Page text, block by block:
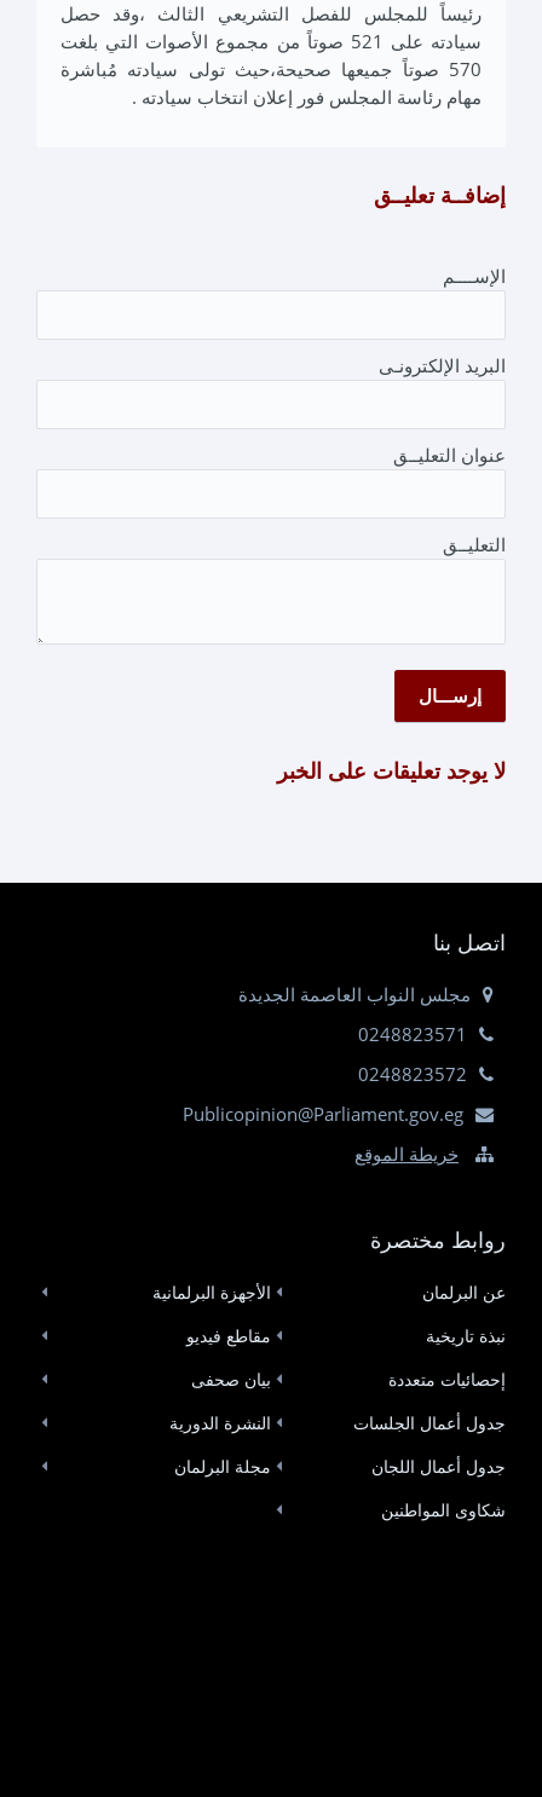
رئيساً للمجلس للفصل التشريعي الثالث ،وقد حصل
سيادته على 521 صوتاً من مجموع الأصوات التي بلغت
570 صوتاً جميعها صحيحة،حيث تولى سيادته مُباشرة
مهام رئاسة المجلس فور إعلان انتخاب سيادته .
إضافــة تعليــق
الإســــم
البريد الإلكترونـى
عنوان التعليــق
التعليــق
لا يوجد تعليقات على الخبر
اتصل بنا
مجلس النواب العاصمة الجديدة
0248823571
0248823572
Publicopinion@Parliament.gov.eg
خريطة الموقع
روابط مختصرة
عن البرلمان
نبذة تاريخية
إحصائيات متعددة
جدول أعمال الجلسات
جدول أعمال اللجان
شكاوى المواطنين
الأجهزة البرلمانية
مقاطع فيديو
بيان صحفى
النشرة الدورية
مجلة البرلمان